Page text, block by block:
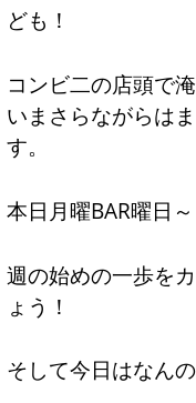
ども！
コンビ二の店頭で
いまさらながらは
す。
本日月曜BAR曜日～
週の始めの一歩を
ょう！
そして今日はなん